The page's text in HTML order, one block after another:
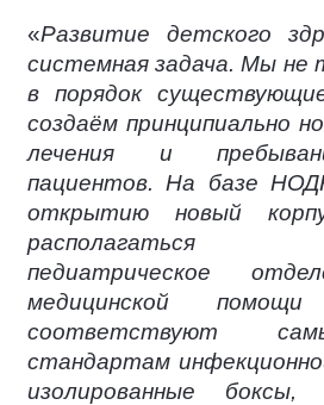
«Развитие детского
системная задача. Мы не
в порядок
создаём принципиально
лечения и
пациентов. На базе
открытию новый
располагаться
педиатрическое
медицинской
соответствуют
стандартам
изолированные боксы,